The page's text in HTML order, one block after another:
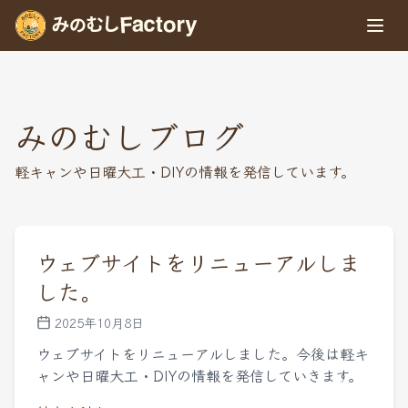
ブログ
お問い合わせ
みのむしブログ
軽キャンや日曜大工・DIYの情報を発信しています。
ウェブサイトをリニューアルしま
した。
2025年10月8日
ウェブサイトをリニューアルしました。今後は軽キ
ャンや日曜大工・DIYの情報を発信していきます。